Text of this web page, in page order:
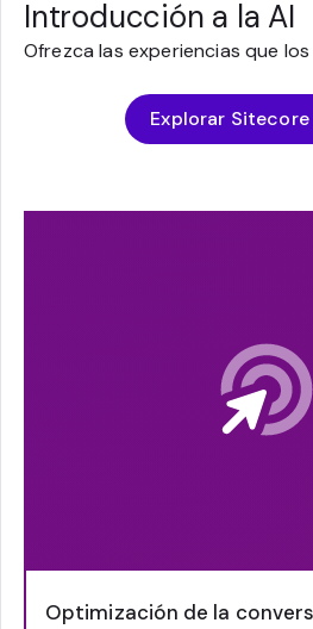
Introducción a la AI
Ofrezca las experiencias que
Explorar Sitecore
Optimización de la